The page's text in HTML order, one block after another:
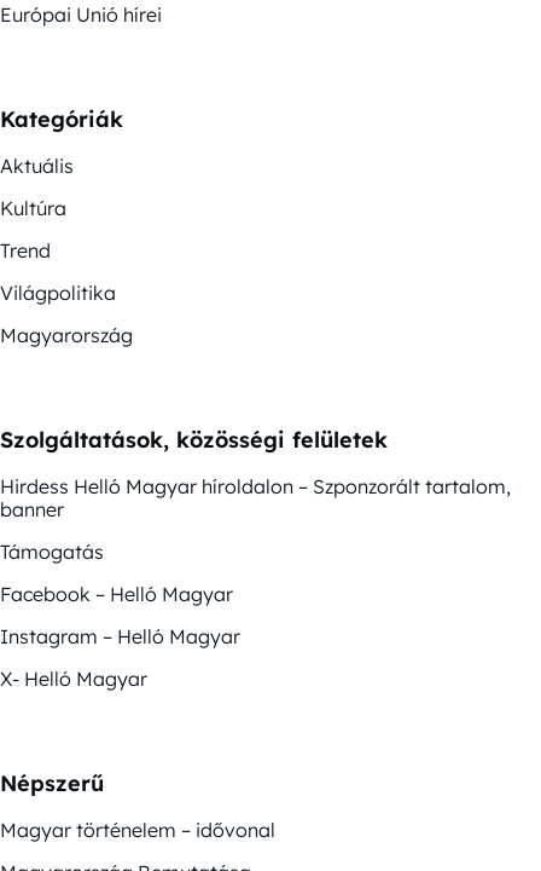
Európai Unió hírei
Kategóriák
Aktuális
Kultúra
Trend
Világpolitika
Magyarország
Szolgáltatások, közösségi felületek
Hirdess Helló Magyar híroldalon – Szponzorált tartalom,
banner
Támogatás
Facebook – Helló Magyar
Instagram – Helló Magyar
X- Helló Magyar
Népszerű
Magyar történelem – idővonal